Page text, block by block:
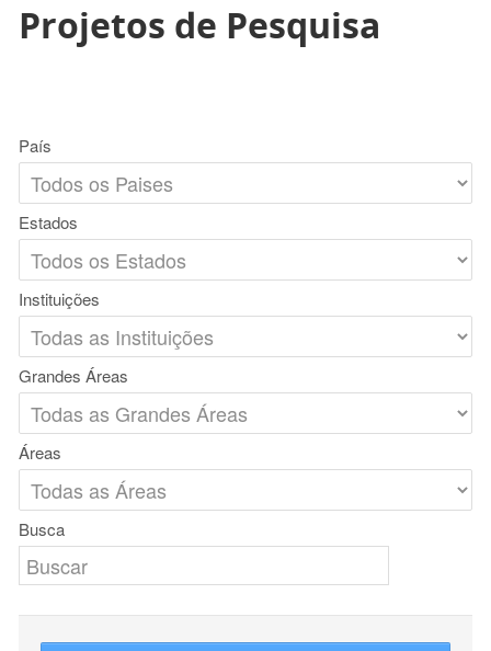
Projetos de Pesquisa
País
Estados
Instituições
Grandes Áreas
Áreas
Busca